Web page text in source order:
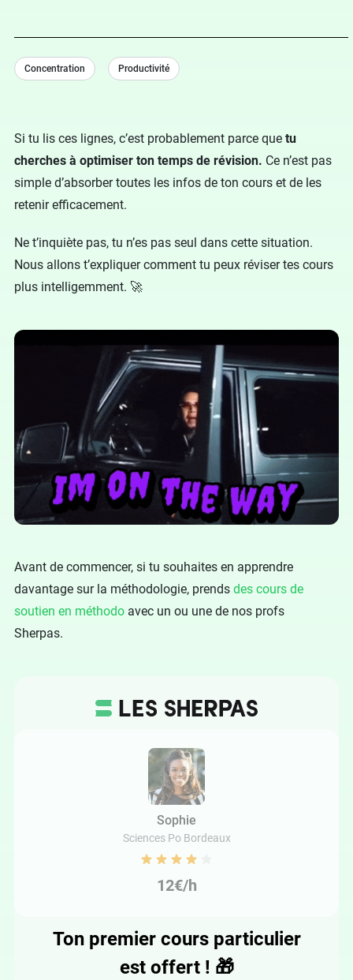
Si tu lis ces lignes, c’est probablement parce que tu
cherches à optimiser ton temps de révision. Ce n’est pas
simple d’absorber toutes les infos de ton cours et de les
retenir efficacement.
Ne t’inquiète pas, tu n’es pas seul dans cette situation.
Nous allons t’expliquer comment tu peux réviser tes cours
plus intelligemment. 🚀
Avant de commencer, si tu souhaites en apprendre
davantage sur la méthodologie, prends des cours de
soutien en méthodo avec un ou une de nos profs
Sherpas.
Sophie
Sciences Po Bordeaux
12€/h
Ton premier cours particulier
est offert ! 🎁
Concentration Productivité